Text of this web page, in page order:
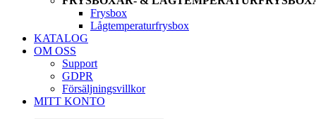
Frysbox
Lågtemperaturfrysbox
KATALOG
OM OSS
Support
GDPR
Försäljningsvillkor
MITT KONTO